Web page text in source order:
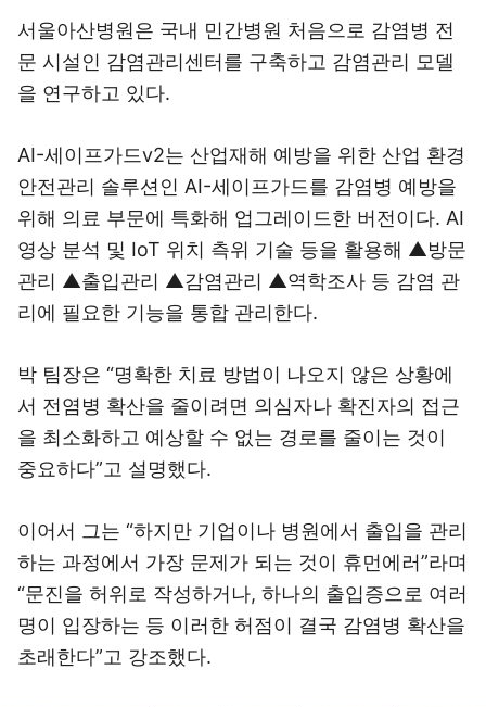
서울아산병원은 국내 민간병원 처음으로 감염병 전
문 시설인 감염관리센터를 구축하고 감염관리 모델
을 연구하고 있다.
AI-세이프가드v2는 산업재해 예방을 위한 산업 환경
안전관리 솔루션인 AI-세이프가드를 감염병 예방을
위해 의료 부문에 특화해 업그레이드한 버전이다. AI
영상 분석 및 IoT 위치 측위 기술 등을 활용해 ▲방문
관리 ▲출입관리 ▲감염관리 ▲역학조사 등 감염 관
리에 필요한 기능을 통합 관리한다.
박 팀장은 “명확한 치료 방법이 나오지 않은 상황에
서 전염병 확산을 줄이려면 의심자나 확진자의 접근
을 최소화하고 예상할 수 없는 경로를 줄이는 것이
중요하다”고 설명했다.
이어서 그는 “하지만 기업이나 병원에서 출입을 관리
하는 과정에서 가장 문제가 되는 것이 휴먼에러”라며
“문진을 허위로 작성하거나, 하나의 출입증으로 여러
명이 입장하는 등 이러한 허점이 결국 감염병 확산을
초래한다”고 강조했다.